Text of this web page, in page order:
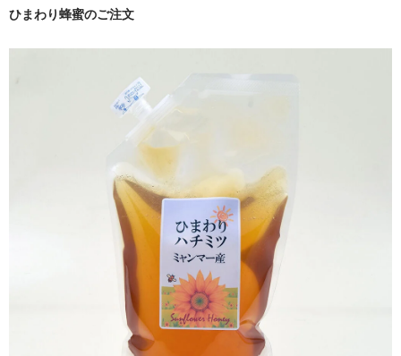
ひまわり蜂蜜のご注文